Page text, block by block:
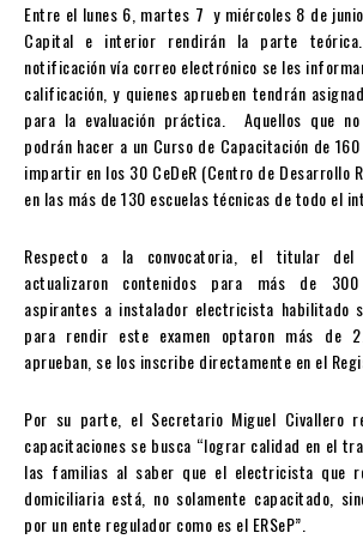
Entre el lunes 6, martes 7 y miércoles 8 de
Capital e interior rendirán la parte
notificación vía correo electrónico se les
calificación, y quienes aprueben tendrán
para la evaluación práctica. Aquellos que no
podrán hacer a un Curso de Capacitación de
impartir en los 30 CeDeR (Centro de Desarrollo
en las más de 130 escuelas técnicas de todo el
Respecto a la convocatoria, el titular del
actualizaron contenidos para más de
aspirantes a instalador electricista habilitado
para rendir este examen optaron más de
aprueban, se los inscribe directamente en el
Por su parte, el Secretario Miguel Civallero
capacitaciones se busca “lograr calidad en el
las familias al saber que el electricista que
domiciliaria está, no solamente capacitado,
por un ente regulador como es el ERSeP”.